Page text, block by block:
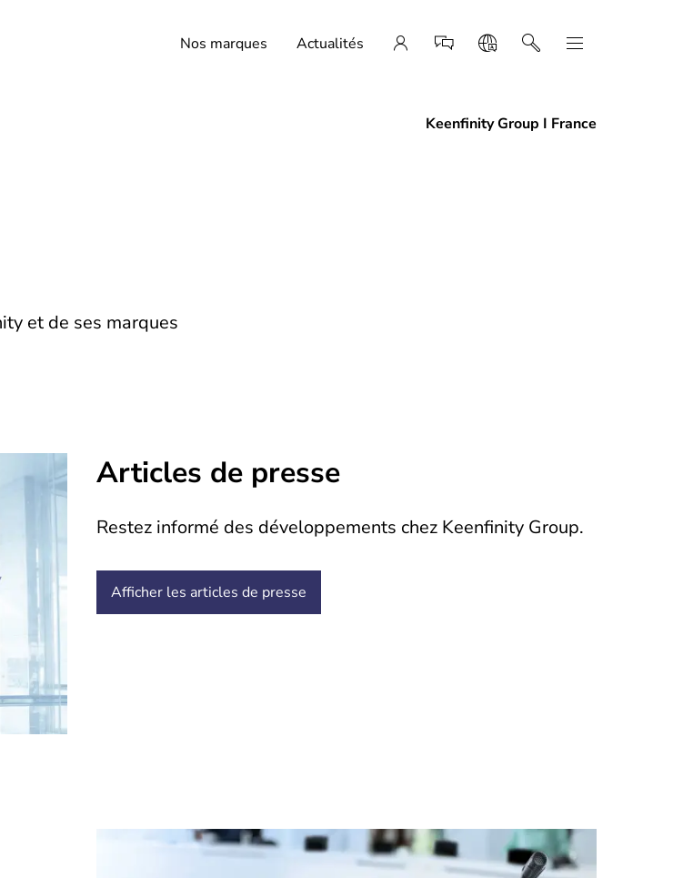
Nos marques Actualités
Keenfinity Group I France
et de ses marques
Articles de presse
Restez informé des développements chez Keenfinity Group.
Afficher les articles de presse